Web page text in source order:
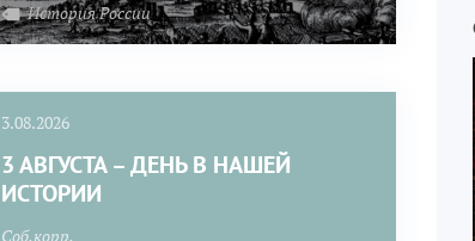
История России
3.08.2026
3 АВГУСТА – ДЕНЬ В НАШЕЙ
ИСТОРИИ
Соб.корр.